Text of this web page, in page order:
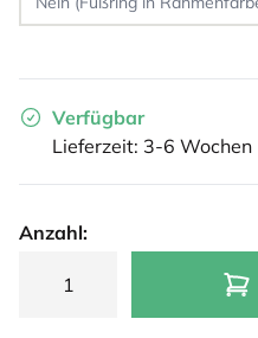
Verfügbar
Lieferzeit: 3-6 Wochen
Anzahl: